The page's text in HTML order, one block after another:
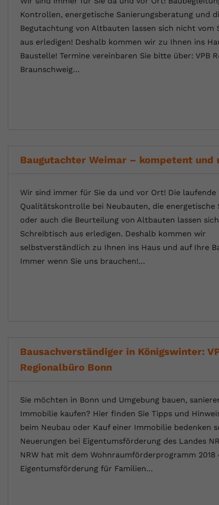
Kontrollen, energetische Sanierungsberatung und
Begutachtung von Altbauten lassen sich nicht vom
aus erledigen! Deshalb kommen wir zu Ihnen ins
Baustelle! Termine vereinbaren Sie bitte über: VPB
Braunschweig…
Baugutachter Weimar – kompetent und
Wir sind immer für Sie da und vor Ort! Die laufende
Qualitätskontrolle bei Neubauten, die energetische
oder auch die Beurteilung von Altbauten lassen
Schreibtisch aus erledigen. Deshalb kommen wir
selbstverständlich zu Ihnen ins Haus und auf Ihre
Immer wenn Sie uns brauchen!…
Bausachverständiger in Königswinter:
Regionalbüro Bonn
Sie möchten in Bonn und Umgebung bauen,
Immobilie kaufen? Hier finden Sie Tipps und
beim Neubau oder Kauf einer Immobilie bedenken
Neuerungen bei Eigentumsförderung des Landes
NRW hat mit dem Wohnraumförderprogramm 2018
Eigentumsförderung für Familien…